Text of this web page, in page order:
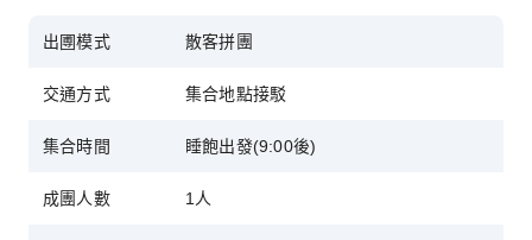
出圑模式 散客拼團
交通方式 集合地點接駁
集合時間 睡飽出發(9:00後)
成團人數 1人